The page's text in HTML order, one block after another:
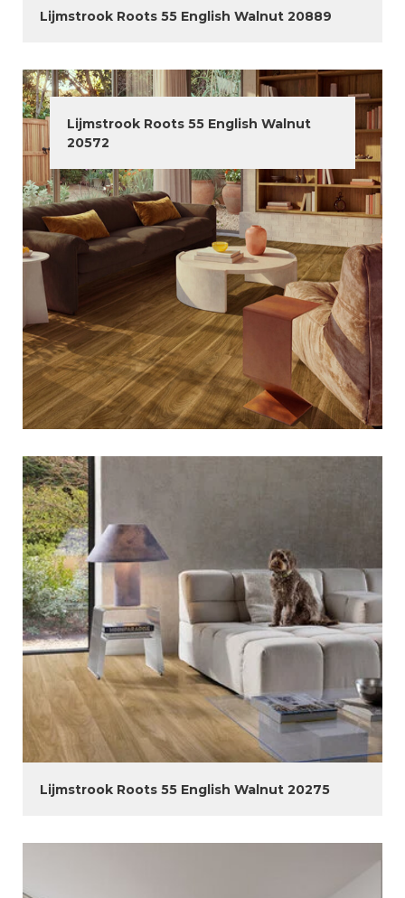
Lijmstrook Roots 55 English Walnut 20889
Lijmstrook Roots 55 English Walnut
20572
Lijmstrook Roots 55 English Walnut 20275